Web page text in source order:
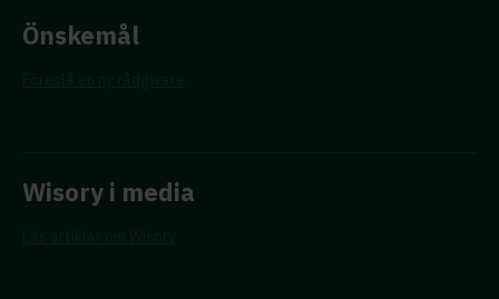
Önskemål
Wisory i media